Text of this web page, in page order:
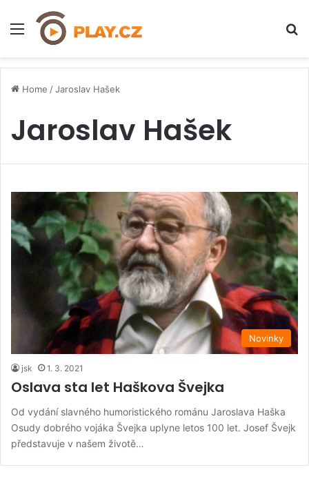
Menu
Home /Jaroslav Hašek
Jaroslav Hašek
Novinky
jsk 1. 3. 2021
Oslava sta let Haškova Švejka
Od vydání slavného humoristického románu Jaroslava Haška
Osudy dobrého vojáka Švejka uplyne letos 100 let. Josef Švejk
představuje v našem životě…